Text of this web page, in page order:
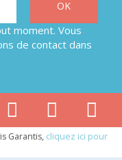
moment. Vous
de contact dans
Garantis, cliquez ici pour